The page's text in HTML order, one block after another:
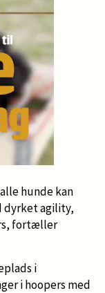
hunde kan
dyrket agility,
fortæller
i
i hoopers med